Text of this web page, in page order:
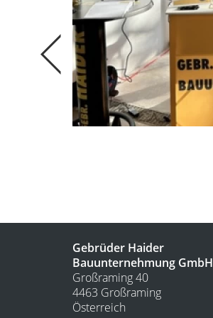
Gebrüder Haider
Bauunternehmung GmbH
Großraming 40
4463 Großraming
Österreich